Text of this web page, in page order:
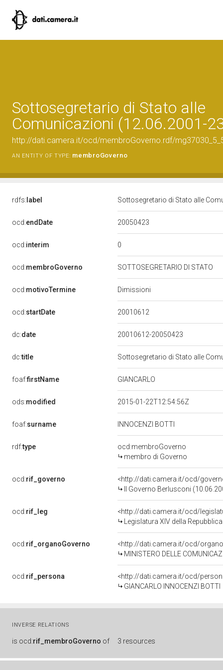
Sottosegretario di Stato alle
Comunicazioni (12.06.2001-
http://dati.camera.it/ocd/membroGoverno.rdf/
AN ENTITY OF TYPE: membroGoverno
rdfs: label Sottosegretario di Stato alle
ocd:endDate 20050423
ocd:interim 0
ocd:membroGoverno SOTTOSEGRETARIO DI STATO
ocd:motivoTermine Dimissioni
ocd:startDate 20010612
dc:date 20010612-20050423
dc:title Sottosegretario di Stato alle
foaf:firstName GIANCARLO
ods:modified 2015-01-22T12:54:56Z
foaf:surname INNOCENZI BOTTI
rdf:type
ocd:membroGoverno
membro di Governo
ocd:rif_governo
<http://dati.camera.it/ocd/
II Governo Berlusconi
ocd:rif_leg
<http://dati.camera.it/ocd/
Legislatura XIV della
ocd:rif_organoGoverno
<http://dati.camera.it/ocd/
MINISTERO DELLE
ocd:rif_persona
<http://dati.camera.it/ocd/
GIANCARLO INNOCENZI BOTTI
INVERSE RELATIONS
is ocd:rif_membroGoverno of 3 resources